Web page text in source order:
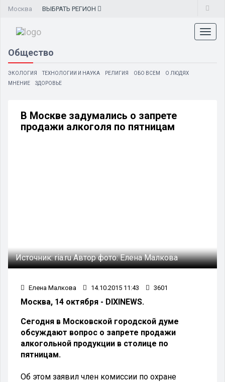
Москва ВЫБРАТЬ РЕГИОН
Общество
ЭКОЛОГИЯ ТЕХНОЛОГИИ И НАУКА РЕЛИГИЯ ОБО ВСЕМ
О ЛЮДЯХ
МНЕНИЕ
ЗДОРОВЬЕ
В Москве задумались о запрете
продажи алкоголя по пятницам
Источник:ria.ruАвтор фото:Елена Малкова
Елена Малкова 14.10.2015 11:43 3601
Москва, 14 октября - DIXINEWS.
Сегодня в Московской городской думе
обсуждают вопрос о запрете продажи
алкогольной продукции в столице по
пятницам.
Об этом заявил член комиссии по охране